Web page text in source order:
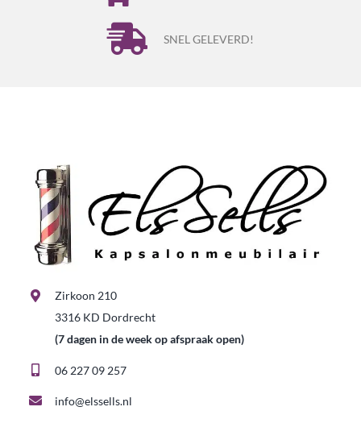
SNEL GELEVERD!
Zirkoon 210
3316 KD Dordrecht
(7 dagen in de week op afspraak open)
06 227 09 257
info@elssells.nl